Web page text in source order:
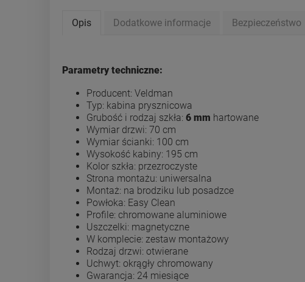
Opis Dodatkowe informacje Bezpieczeństwo
Parametry techniczne:
Producent: Veldman
Typ: kabina prysznicowa
Grubość i rodzaj szkła: 6 mm hartowane
Wymiar drzwi: 70 cm
Wymiar ścianki: 100 cm
Wysokość kabiny: 195 cm
Kolor szkła: przezroczyste
Strona montażu: uniwersalna
Montaż: na brodziku lub posadzce
Powłoka: Easy Clean
Profile: chromowane aluminiowe
Uszczelki: magnetyczne
W komplecie: zestaw montażowy
Rodzaj drzwi: otwierane
Uchwyt: okrągły chromowany
Gwarancja: 24 miesiące